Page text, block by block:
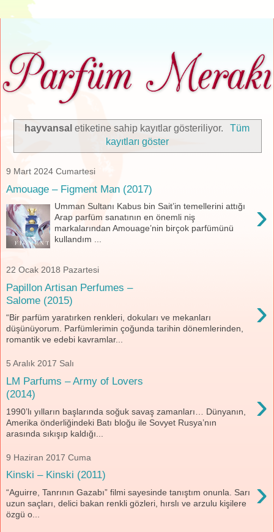
hayvansal etiketine sahip kayıtlar gösteriliyor.
Tüm
kayıtları göster
9 Mart 2024 Cumartesi
Amouage – Figment Man (2017)
›
Umman Sultanı Kabus bin Sait’in temellerini attığı
Arap parfüm sanatının en önemli niş
markalarından Amouage’nin birçok parfümünü
kullandım ...
22 Ocak 2018 Pazartesi
Papillon Artisan Perfumes –
Salome (2015)
›
“Bir parfüm yaratırken renkleri, dokuları ve mekanları
düşünüyorum. Parfümlerimin çoğunda tarihin dönemlerinden,
romantik ve edebi kavramlar...
5 Aralık 2017 Salı
LM Parfums – Army of Lovers
(2014)
›
1990’lı yılların başlarında soğuk savaş zamanları… Dünyanın,
Amerika önderliğindeki Batı bloğu ile Sovyet Rusya’nın
arasında sıkışıp kaldığı...
9 Haziran 2017 Cuma
Kinski – Kinski (2011) ›
“Aguirre, Tanrının Gazabı” filmi sayesinde tanıştım onunla. Sarı
uzun saçları, delici bakan renkli gözleri, hırslı ve arzulu kişilere
özgü o...